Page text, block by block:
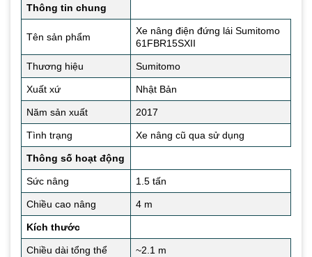
Thông tin chung
Tên sản phẩm
Xe nâng điện đứng lái Sumitomo
61FBR15SXII
Thương hiệu Sumitomo
Xuất xứ Nhật Bản
Năm sản xuất 2017
Tình trạng Xe nâng cũ qua sử dụng
Thông số hoạt động
Sức nâng 1.5 tấn
Chiều cao nâng 4 m
Kích thước
Chiều dài tổng thể ~2.1 m